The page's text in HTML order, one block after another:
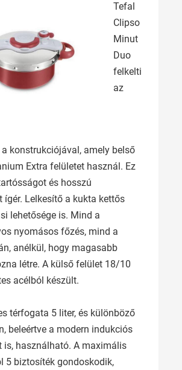
Tefal
Clipso
Minut
Duo
felkelti
az
konstrukciójával, amely belső
Extra felületet használ. Ez
és hosszú
ígér. Lelkesítő a kukta kettős
lehetősége is. Mind a
nyomásos főzés, mind a
anélkül, hogy magasabb
létre. A külső felület 18/10
acélból készült.
térfogata 5 liter, és különböző
beleértve a modern indukciós
is, használható. A maximális
5 biztosíték gondoskodik,